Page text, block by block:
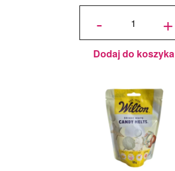
-
ilość
Pastylki
Białe
125 g -
Wilton +
Dodaj do koszyka